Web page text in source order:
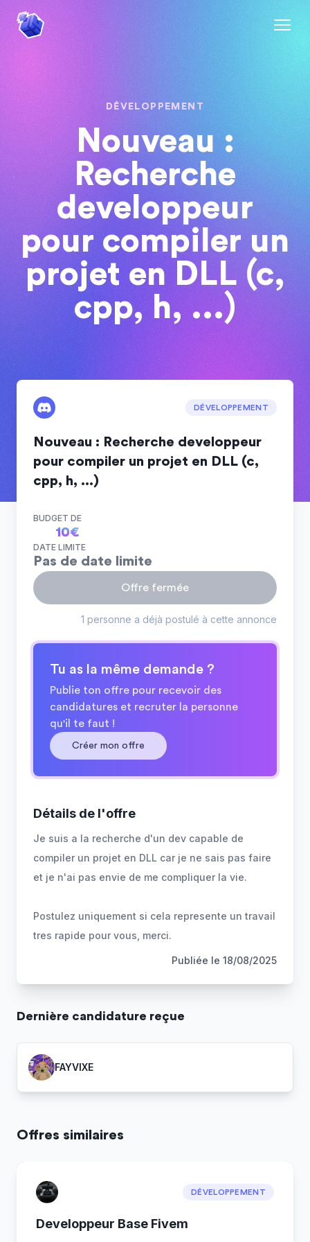
DÉVELOPPEMENT
Nouveau :
Recherche
developpeur
pour compiler un
projet en DLL (c,
cpp, h, ...)
DÉVELOPPEMENT
Nouveau : Recherche developpeur
pour compiler un projet en DLL (c,
cpp, h, ...)
BUDGET DE
10€
DATE LIMITE
Pas de date limite
Offre fermée
1 personne a déjà postulé à cette annonce
Tu as la même demande ?
Publie ton offre pour recevoir des
candidatures et recruter la personne
qu'il te faut !
Créer mon offre
Détails de l'offre
Je suis a la recherche d'un dev capable de
compiler un projet en DLL car je ne sais pas faire
et je n'ai pas envie de me compliquer la vie.
Postulez uniquement si cela represente un travail
tres rapide pour vous, merci.
Publiée le 18/08/2025
Dernière candidature reçue
FAYVIXE
Offres similaires
DÉVELOPPEMENT
Developpeur Base Fivem